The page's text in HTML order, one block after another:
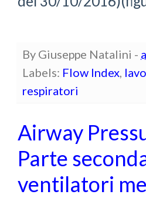
By Giuseppe Natalini -
Labels: Flow Index,
respiratori
Airway
Parte
ventilatori